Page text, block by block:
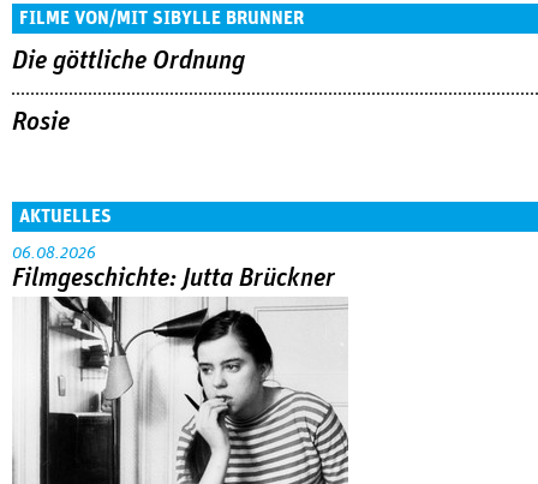
FILME VON/MIT SIBYLLE BRUNNER
Die göttliche Ordnung
Rosie
AKTUELLES
06.08.2026
Filmgeschichte: Jutta Brückner